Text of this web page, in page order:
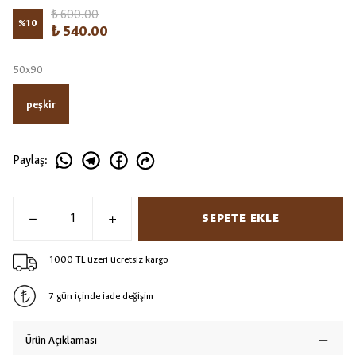
%10
₺ 600.00
₺ 540.00
50x90
peşkir
Paylaş:
SEPETE EKLE
1000 TL üzeri ücretsiz kargo
7 gün içinde iade değişim
Ürün Açıklaması